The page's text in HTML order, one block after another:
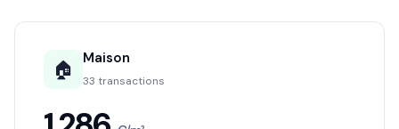
🏠 Maison
33 transactions